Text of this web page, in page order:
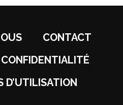
CONTACT
D’UTILISATION